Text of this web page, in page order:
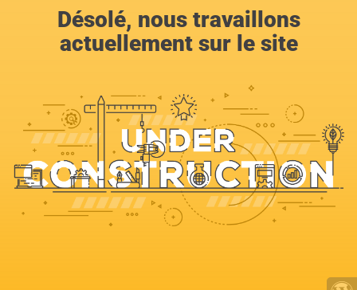
Désolé, nous travaillons
actuellement sur le site